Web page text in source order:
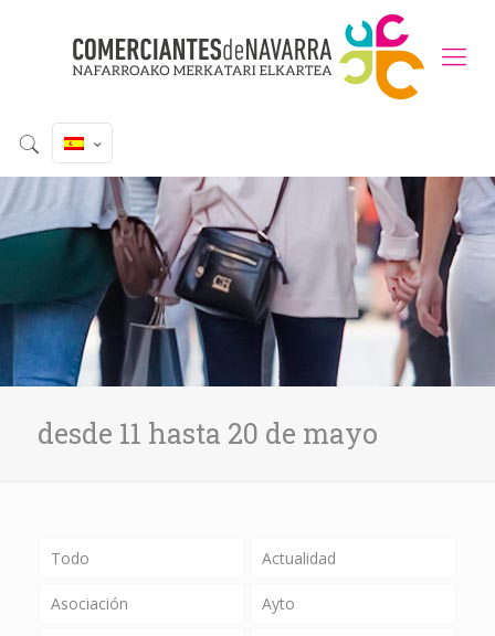
desde 11 hasta 20 de mayo
Todo Actualidad
Asociación Ayto